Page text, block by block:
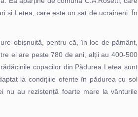
și Letea, care este un sat de ucraineni. În
obișnuită, pentru că, în loc de pământ,
ei are peste 780 de ani, alții au 400-500
copacilor din Pădurea Letea sunt
la condițiile oferite în pădurea cu sol
nu au rezistență foarte mare la vânturile